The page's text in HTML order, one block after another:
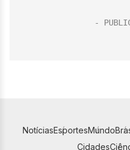
NotíciasEsportesMundo
Cidades